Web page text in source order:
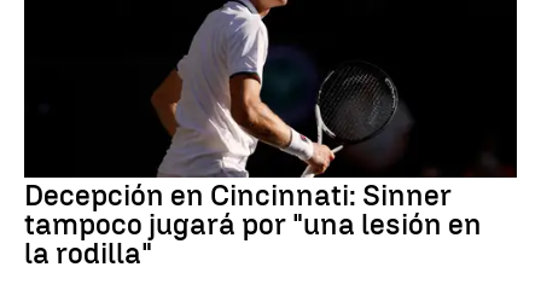
Decepción en Cincinnati: Sinner
tampoco jugará por "una lesión en
la rodilla"